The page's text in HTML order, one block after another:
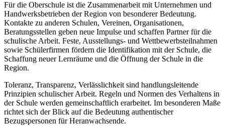
Für die Oberschule ist die Zusammenarbeit mit Unternehmen und
Handwerksbetrieben der Region von besonderer Bedeutung.
Kontakte zu anderen Schulen, Vereinen, Organisationen,
Beratungsstellen geben neue Impulse und schaffen Partner für die
schulische Arbeit. Feste, Ausstellungs- und Wettbewerbsteilnahmen
sowie Schülerfirmen fördern die Identifikation mit der Schule, die
Schaffung neuer Lernräume und die Öffnung der Schule in die
Region.
Toleranz, Transparenz, Verlässlichkeit sind handlungsleitende
Prinzipien schulischer Arbeit. Regeln und Normen des Verhaltens in
der Schule werden gemeinschaftlich erarbeitet. Im besonderen Maße
richtet sich der Blick auf die Bedeutung authentischer
Bezugspersonen für Heranwachsende.